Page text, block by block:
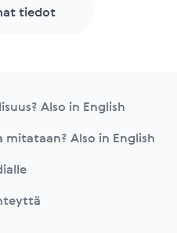
tiedot
Also in English
Also in English